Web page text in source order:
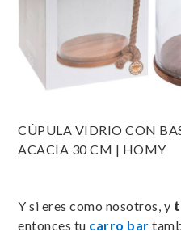
CÚPULA VIDRIO CON
ACACIA 30 CM | HOMY
Y si eres como nosotros, y
entonces tu carro bar